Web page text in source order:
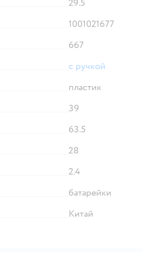
29.5
1001021677
667
с ручкой
пластик
39
63.5
28
2.4
батарейки
Китай